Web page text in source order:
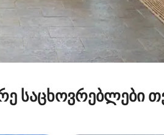
საცხოვრებლები